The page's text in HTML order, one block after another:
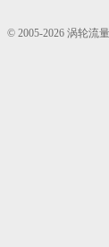
© 2005-2026 涡轮流